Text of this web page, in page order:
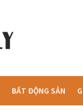
BẤT ĐỘNG SẢN